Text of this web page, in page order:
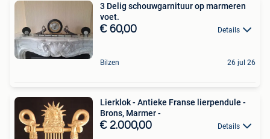
3 Delig schouwgarnituur op marmeren
voet.
€ 60,00 Details
Bilzen 26 jul 26
Lierklok - Antieke Franse lierpendule -
Brons, Marmer -
€ 2.000,00 Details